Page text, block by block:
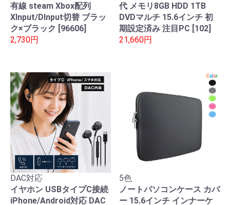
有線 steam Xbox配列
XInput/DInput切替 ブラッ
ク×ブラック [96606]
2,730円
代 メモリ8GB HDD 1TB
DVDマルチ 15.6インチ 初
期設定済み 注目PC [102]
21,660円
DAC対応
イヤホン USBタイプC接続
iPhone/Android対応 DAC
5色
ノートパソコンケース カバ
ー 15.6インチ インナーケ